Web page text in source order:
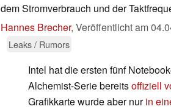
dem Stromverbrauch und der
Hannes Brecher, Veröffentlicht am
Leaks / Rumors
Intel hat die ersten fünf
Alchemist-Serie bereitsoffiziell
Grafikkarte wurde aber nurin